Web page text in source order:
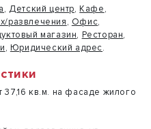
, Детский центр, Кафе,
развлечения, Офис,
магазин, Ресторан,
, Юридический адрес.
кв.м. на фасаде жилого